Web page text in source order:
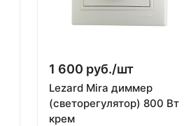
1 600 руб./шт
Lezard Mira диммер
(светорегулятор) 800 Вт
крем